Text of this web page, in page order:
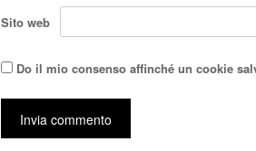
Sito web
Do il mio consenso affinché un cookie